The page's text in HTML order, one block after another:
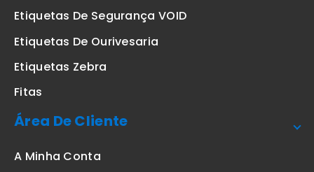
Etiquetas De Segurança VOID
Etiquetas De Ourivesaria
Etiquetas Zebra
Fitas
Área De Cliente
A Minha Conta